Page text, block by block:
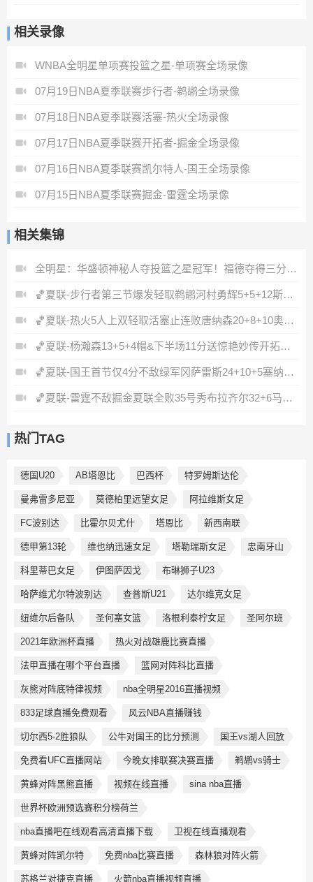
相关录像
WNBA全明星单项赛投篮之星-单项赛全场录像
07月19日NBA夏季联赛步行者-鹈鹕全场录像
07月18日NBA夏季联赛活塞-热火全场录像
07月17日NBA夏季联赛开拓者-掘金全场录像
07月16日NBA夏季联赛凯尔特人-国王全场录像
07月15日NBA夏季联赛掘金-雷霆全场录像
相关集锦
全明星：华盛顿神秘人夺投篮之星冠军！福德夺得三分大赛冠军！
🏀夏联-步行者第三节爆发轻取鹈鹕河村勇辉5+5+12斯劳森22分
🏀夏联-热火5人上双轻取活塞止连败唐纳森20+8+10奥科里27分
🏀夏联-杨瀚森13+5+4帽&下半场11分送惊艳妙传开拓者力克掘金
🏀夏联-国王首节仅4分不敌绿军冈萨雷斯24+10+5塞纳克10+12
🏀夏联-雷霆不敌掘金夏联全败35号秀布拉齐尔32+6马拉14+7+6
热门TAG
德国U20 AB塔恩比 巴西杯 特罗姆斯达伦
曼弗雷多尼亚 莫德柏里远望女足 阿拉维斯女足
FC波别达 比霍尔贝尤什 塔恩比 新西南联
德甲第13轮 维也纳迅速女足 塔勒瑞斯女足 忠南牙山
科里蒂巴女足 伊图萨因戈 布琳狮子U23
哈萨维尤尔特波别达 查普斯U21 达尔维克女足
纽维尔后备队 圣何塞女篮 洛根利泰柠女足 圣阿尔班
2021年欧洲杯直播 热火对战雄鹿比赛直播
法甲直播在哪个平台直播 篮网对阵科比直播
灰熊对阵底特律视频 nba全明星2016直播视频
833足球直播免费观看 风云NBA直播赚钱
切尔西5-2胜狼队 公牛对国王的比分预测 国王vs湖人回放
免费看UFC直播网站 今晚女排联赛决赛直播 鹈鹕vs骑士
黄蜂对阵黑熊直播 视频在线直播 sina nba直播
世界杯欧洲预选赛积分榜荷兰
nba直播吧在线观看高清直播下载 卫视在线直播观看
黄蜂对阵凯尔特 免费nba比赛直播 森林狼对阵火箭
苏格兰对捷克直播 火箭nba直播视频直播